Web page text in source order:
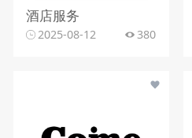
酒店服务
2025-08-12 380